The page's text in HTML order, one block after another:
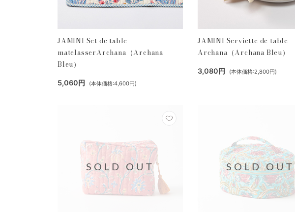
JAMINI Set de table
matelasserArchana（Archana
Bleu）
5,060円 (本体価格:4,600円)
JAMINI Serviette de table
Archana（Archana Bleu）
3,080円 (本体価格:2,800円)
SOLD OUT SOLD OUT